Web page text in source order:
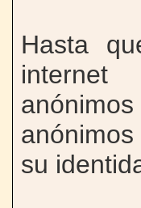
Hasta
internet
su